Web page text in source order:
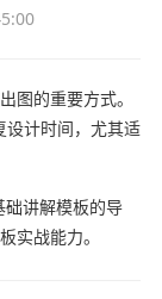
图的重要方式。
设计时间，尤其适
讲解模板的导
实战能力。